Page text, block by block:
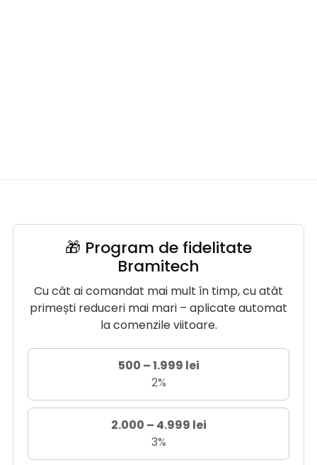
🎁 Program de fidelitate
Bramitech
Cu cât ai comandat mai mult în timp, cu atât
primești reduceri mai mari – aplicate automat
la comenzile viitoare.
500 – 1.999 lei
2%
2.000 – 4.999 lei
3%